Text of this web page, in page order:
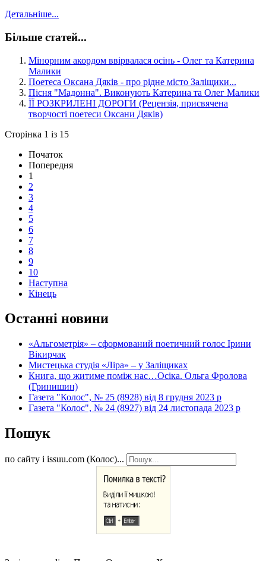
Детальніше...
Більше статей...
Мінорним акордом ввірвалася осінь - Олег та Катерина
Малики
Поетеса Оксана Дяків - про рідне місто Заліщики...
Пісня "Мадонна". Виконують Катерина та Олег Малики
ЇЇ РОЗКРИЛЕНІ ДОРОГИ (Рецензія, присвячена
творчості поетеси Оксани Дяків)
Сторінка 1 із 15
Початок
Попередня
1
2
3
4
5
6
7
8
9
10
Наступна
Кінець
Останні новини
«Альгометрія» – сформований поетичний голос Ірини
Вікирчак
Мистецька студія «Ліра» – у Заліщиках
Книга, що житиме поміж нас…Осіка. Ольга Фролова
(Гринишин)
Газета "Колос", № 25 (8928) від 8 грудня 2023 р
Газета "Колос", № 24 (8927) від 24 листопада 2023 р
Пошук
по сайту і issuu.com (Колос)...